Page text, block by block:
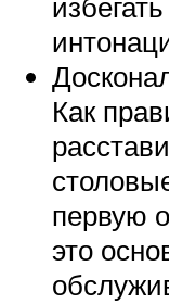
Как
первую
это